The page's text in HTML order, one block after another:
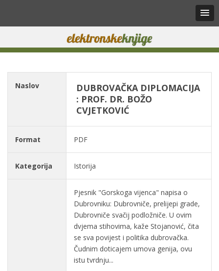
Naslov
DUBROVAČKA DIPLOMACIJA
: PROF. DR. BOŽO
CVJETKOVIĆ
Format PDF
Kategorija Istorija
Pjesnik "Gorskoga vijenca" napisa o
Dubrovniku: Dubrovniče, prelijepi grade,
Dubrovniče svačij podložniče. U ovim
dvjema stihovima, kaže Stojanović, čita
se sva povijest i politika dubrovačka.
Čudnim doticajem umova genija, ovu
istu tvrdnju...